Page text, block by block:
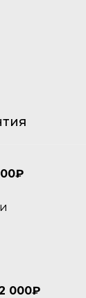
000₽